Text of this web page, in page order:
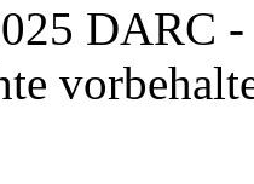
DARC -